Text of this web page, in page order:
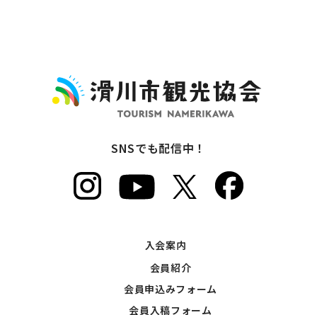
SNSでも配信中！
入会案内
会員紹介
会員申込みフォーム
会員入稿フォーム